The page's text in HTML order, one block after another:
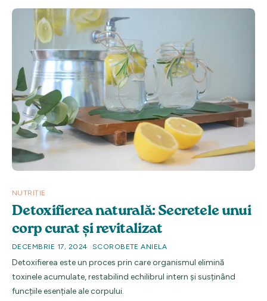
NUTRIȚIE
Detoxifierea naturală: Secretele unui
corp curat și revitalizat
DECEMBRIE 17, 2024 SCOROBETE ANIELA
Detoxifierea este un proces prin care organismul elimină
toxinele acumulate, restabilind echilibrul intern și susținând
funcțiile esențiale ale corpului.